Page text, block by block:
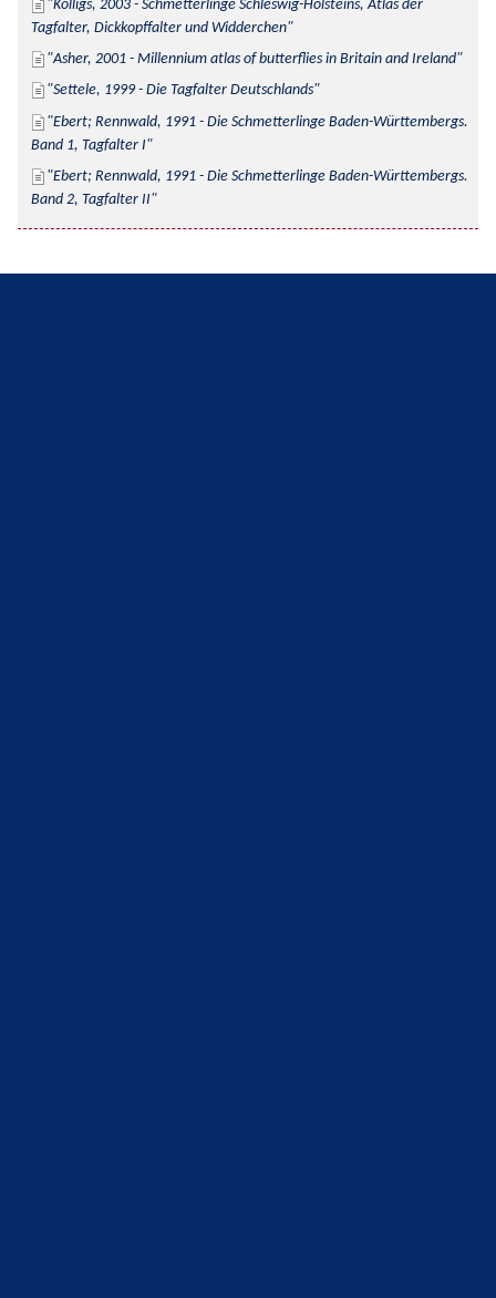
Kolligs, 2003 - Schmetterlinge Schleswig-Holsteins, Atlas der
Tagfalter, Dickkopffalter und Widderchen
Asher, 2001 - Millennium atlas of butterflies in Britain and Ireland
Settele, 1999 - Die Tagfalter Deutschlands
Ebert; Rennwald, 1991 - Die Schmetterlinge Baden-Württembergs.
Band 1, Tagfalter I
Ebert; Rennwald, 1991 - Die Schmetterlinge Baden-Württembergs.
Band 2, Tagfalter II